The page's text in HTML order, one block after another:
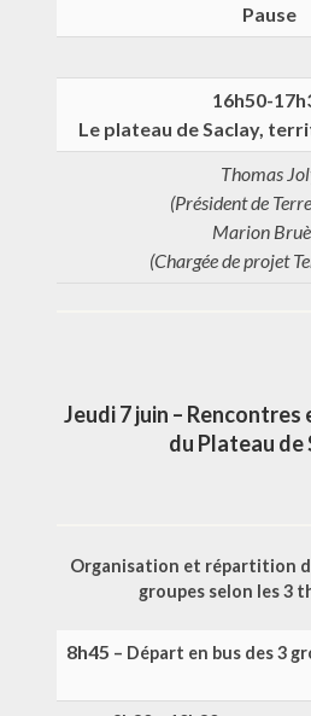
Pause
16h50-
Le plateau de Saclay,
Thomas
(Président de
Marion
(Chargée de projet
Jeudi 7 juin –
du Plateau de
Organisation et répartition
groupes selon les 3
8h45 – Départ en bus des 3